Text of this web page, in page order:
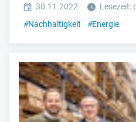
30.11.2022
Lesezeit:
#Nachhaltigkeit #Energie